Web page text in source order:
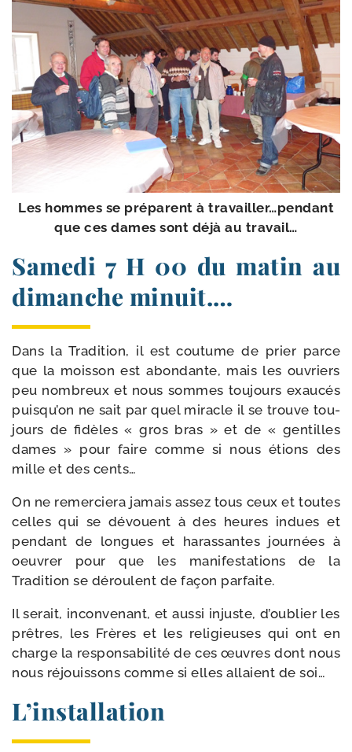
Les hommes se pré­parent à travailler…pendant
que ces dames sont déjà au travail…
Samedi 7 H 00 du matin au
dimanche minuit.…
Dans la Tradition, il est cou­tume de prier parce
que la mois­son est abon­dante, mais les ouvriers
peu nom­breux et nous sommes tou­jours exau­cés
puis­qu’on ne sait par quel miracle il se trouve tou­
jours de fidèles « gros bras » et de « gen­tilles
dames » pour faire comme si nous étions des
mille et des cents…
On ne remer­cie­ra jamais assez tous ceux et toutes
celles qui se dévouent à des heures indues et
pen­dant de longues et haras­santes jour­nées à
oeu­vrer pour que les mani­fes­ta­tions de la
Tradition se déroulent de façon parfaite.
Il serait, incon­ve­nant, et aus­si injuste, d’ou­blier les
prêtres, les Frères et les reli­gieuses qui ont en
charge la res­pon­sa­bi­li­té de ces œuvres dont nous
nous réjouis­sons comme si elles allaient de soi…
L’installation